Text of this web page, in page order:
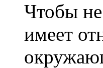
Чтобы
имеет